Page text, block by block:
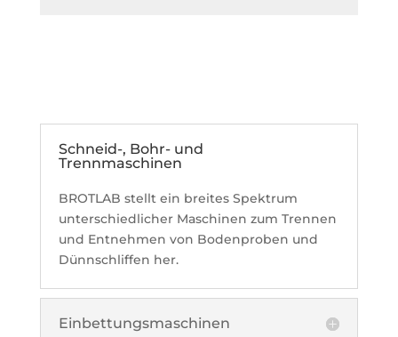
Schneid-, Bohr- und
Trennmaschinen
BROTLAB stellt ein breites Spektrum
unterschiedlicher Maschinen zum Trennen
und Entnehmen von Bodenproben und
Dünnschliffen her.
Einbettungsmaschinen